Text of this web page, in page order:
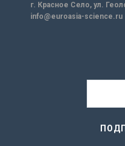
г. Красное Село, ул.
info@euroasia-science.ru